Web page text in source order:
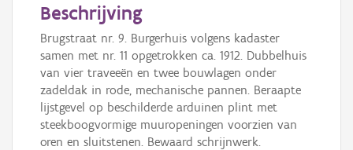
Beschrijving
Brugstraat nr. 9. Burgerhuis volgens kadaster
samen met nr. 11 opgetrokken ca. 1912. Dubbelhuis
van vier traveeën en twee bouwlagen onder
zadeldak in rode, mechanische pannen. Beraapte
lijstgevel op beschilderde arduinen plint met
steekboogvormige muuropeningen voorzien van
oren en sluitstenen. Bewaard schrijnwerk.